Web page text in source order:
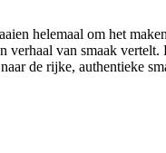
helemaal om het
van smaak
de rijke, authentieke